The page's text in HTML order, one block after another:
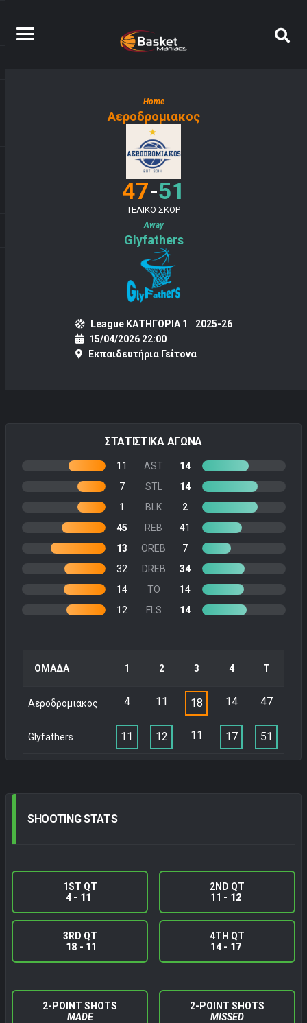
Home
Αεροδρομιακος
47-51
ΤΕΛΙΚΟ ΣΚΟΡ
Away
Glyfathers
League ΚΑΤΗΓΟΡΙΑ 1
2025-26
15/04/2026 22:00
Εκπαιδευτήρια Γείτονα
ΣΤΑΤΙΣΤΙΚΑ ΑΓΩΝΑ
11 AST
14
7
STL
14
1
BLK
2
45
REB
41
13
OREB
7
32
DREB
34
14
TO
14
12
FLS 14
ΟΜΑΔΑ 1 2 3 4 Τ
Αεροδρομιακος 4 11 18 14 47
Glyfathers 11 12 11 17 51
SHOOTINGSTATS
1ST QT
4 - 11
2ND QT
11 - 12
3RD QT
18 - 11
4TH QT
14 - 17
2-POINT SHOTS
MADE
2-POINT SHOTS
MISSED